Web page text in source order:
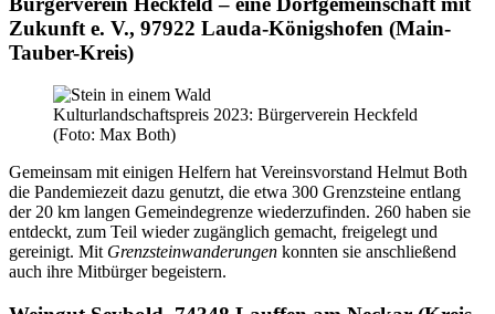
Zukunft e. V., 97922 Lauda-Königshofen (Main-
Tauber-Kreis)
Kulturlandschaftspreis 2023: Bürgerverein Heckfeld
(Foto: Max Both)
Gemeinsam mit einigen Helfern hat Vereinsvorstand Helmut Both
die Pandemiezeit dazu genutzt, die etwa 300 Grenzsteine entlang
der 20 km langen Gemeindegrenze wiederzufinden. 260 haben sie
entdeckt, zum Teil wieder zugänglich gemacht, freigelegt und
gereinigt. Mit Grenzsteinwanderungen konnten sie anschließend
auch ihre Mitbürger begeistern.